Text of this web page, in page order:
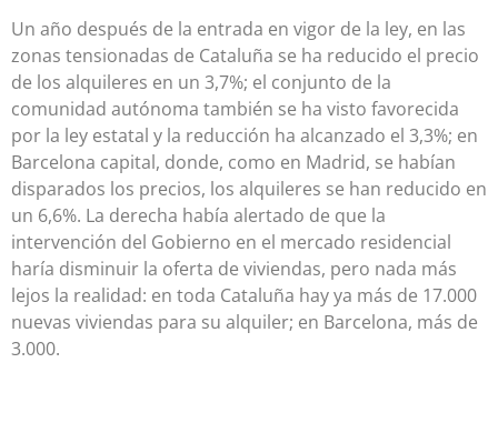
Un año después de la entrada en vigor de la ley, en las
zonas tensionadas de Cataluña se ha reducido el precio
de los alquileres en un 3,7%; el conjunto de la
comunidad autónoma también se ha visto favorecida
por la ley estatal y la reducción ha alcanzado el 3,3%; en
Barcelona capital, donde, como en Madrid, se habían
disparados los precios, los alquileres se han reducido en
un 6,6%. La derecha había alertado de que la
intervención del Gobierno en el mercado residencial
haría disminuir la oferta de viviendas, pero nada más
lejos la realidad: en toda Cataluña hay ya más de 17.000
nuevas viviendas para su alquiler; en Barcelona, más de
3.000.